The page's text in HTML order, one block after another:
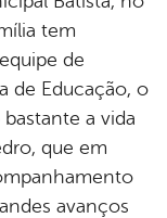
tem
de
de Educação, o
a vida
que em
avanços